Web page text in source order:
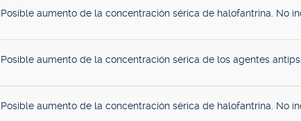
Posible aumento de la concentración sérica de halofantrina. No
Posible aumento de la concentración sérica de los agentes
Posible aumento de la concentración sérica de halofantrina. No